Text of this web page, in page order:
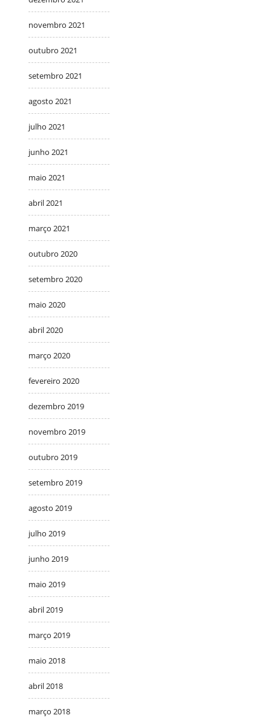
novembro 2021
outubro 2021
setembro 2021
agosto 2021
julho 2021
junho 2021
maio 2021
abril 2021
março 2021
outubro 2020
setembro 2020
maio 2020
abril 2020
março 2020
fevereiro 2020
dezembro 2019
novembro 2019
outubro 2019
setembro 2019
agosto 2019
julho 2019
junho 2019
maio 2019
abril 2019
março 2019
maio 2018
abril 2018
março 2018